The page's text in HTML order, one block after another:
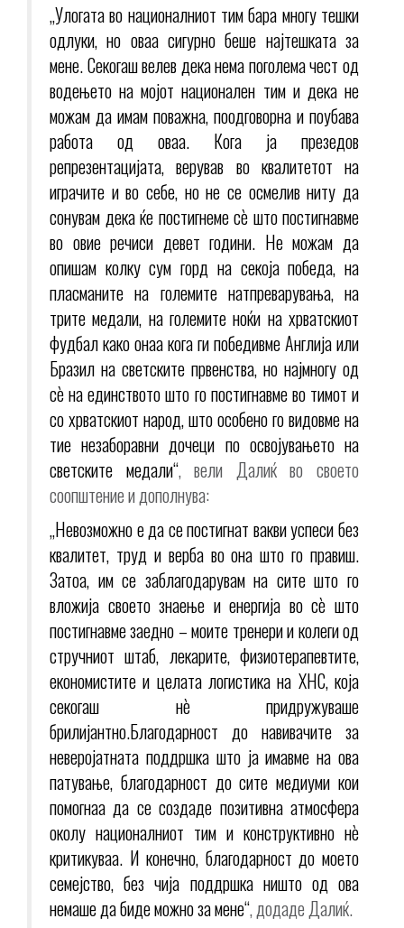
„Улогата во националниот тим бара многу тешки
одлуки, но оваа сигурно беше најтешката за
мене. Секогаш велев дека нема поголема чест од
водењето на мојот национален тим и дека не
можам да имам поважна, поодговорна и поубава
работа од оваа. Кога ја презедов
репрезентацијата, верував во квалитетот на
играчите и во себе, но не се осмелив ниту да
сонувам дека ќе постигнеме сè што постигнавме
во овие речиси девет години. Не можам да
опишам колку сум горд на секоја победа, на
пласманите на големите натпреварувања, на
трите медали, на големите ноќи на хрватскиот
фудбал како онаа кога ги победивме Англија или
Бразил на светските првенства, но најмногу од
сè на единството што го постигнавме во тимот и
со хрватскиот народ, што особено го видовме на
тие незаборавни дочеци по освојувањето на
светските медали“, вели Далиќ во своето
соопштение и дополнува:
„Невозможно е да се постигнат вакви успеси без
квалитет, труд и верба во она што го правиш.
Затоа, им се заблагодарувам на сите што го
вложија своето знаење и енергија во сè што
постигнавме заедно – моите тренери и колеги од
стручниот штаб, лекарите, физиотерапевтите,
економистите и целата логистика на ХНС, која
секогаш нè придружуваше
брилијантно.Благодарност до навивачите за
неверојатната поддршка што ја имавме на ова
патување, благодарност до сите медиуми кои
помогнаа да се создаде позитивна атмосфера
околу националниот тим и конструктивно нè
критикуваа. И конечно, благодарност до моето
семејство, без чија поддршка ништо од ова
немаше да биде можно за мене“, додаде Далиќ.